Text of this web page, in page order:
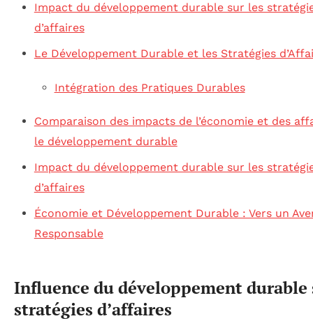
Impact du développement durable sur les
d’affaires
Le Développement Durable et les Stratégies
Intégration des Pratiques Durables
Comparaison des impacts de l’économie et des
le développement durable
Impact du développement durable sur les
d’affaires
Économie et Développement Durable : Vers un
Responsable
Influence du développement durable
stratégies d’affaires